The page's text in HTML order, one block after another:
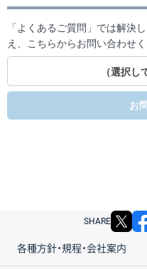
「よくあるご質問」では解決
え、こちらからお問い合わせく
（選択し
お
SHARE
各種方針・規程・会社案内
取引規程・約款
サイトマップ
その他のご案内
個人情報保護方針
最良執行方針
サイトのご利用について
ディスクレイマー
信託保全
リスク説明
会社案内